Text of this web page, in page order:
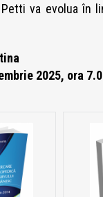
va evolua în
2025, ora